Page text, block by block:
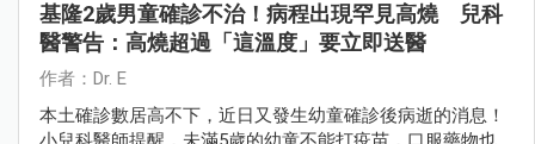
基隆2歲男童確診不治！病程出現罕見高燒 兒科
醫警告：高燒超過「這溫度」要立即送醫
作者：Dr. E
本土確診數居高不下，近日又發生幼童確診後病逝的消息！